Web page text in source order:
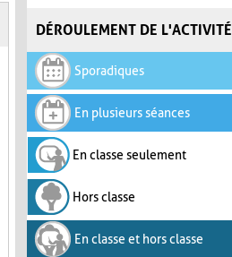
DÉROULEMENT DE L'ACTIVITÉ
Sporadiques
En plusieurs séances
En classe seulement
Hors classe
En classe et hors classe